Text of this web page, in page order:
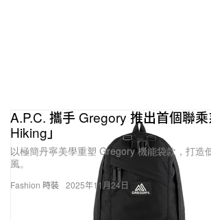
Fashion 時裝
A.P.C. 攜手 Gregory 推出首個聯
Hiking」
以極簡丹寧美學重塑 Gregory 機能袋款，打造
風。
2025年11月24日